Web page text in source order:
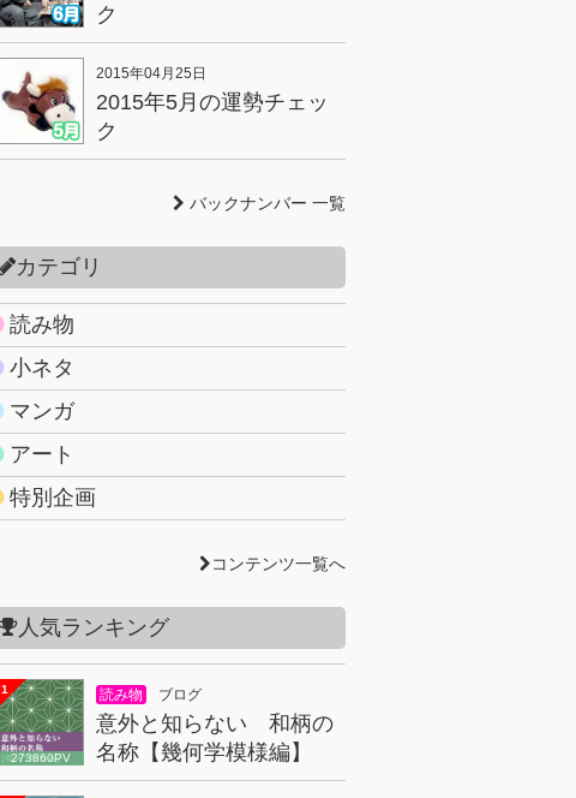
ク
2015年04月25日
2015年5月の運勢チェッ
ク
バックナンバー 一覧
カテゴリ
読み物
小ネタ
マンガ
アート
特別企画
コンテンツ一覧へ
人気ランキング
1
273860PV
読み物 ブログ
意外と知らない 和柄の
名称【幾何学模様編】